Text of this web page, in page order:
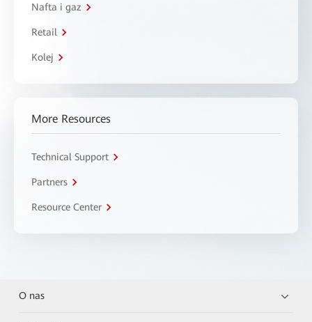
Nafta i gaz
Retail
Kolej
More Resources
Technical Support
Partners
Resource Center
O nas